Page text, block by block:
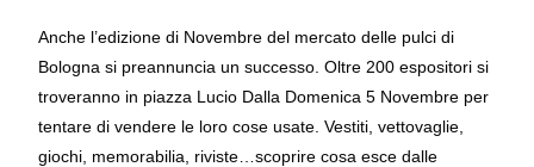
Anche l’edizione di Novembre del mercato delle pulci di
Bologna si preannuncia un successo. Oltre 200 espositori si
troveranno in piazza Lucio Dalla Domenica 5 Novembre per
tentare di vendere le loro cose usate. Vestiti, vettovaglie,
giochi, memorabilia, riviste…scoprire cosa esce dalle